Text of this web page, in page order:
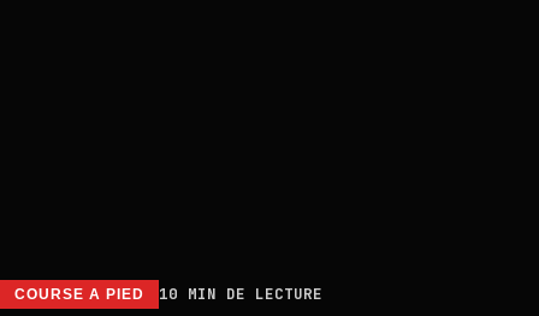
COURSE A PIED 10 MIN DE LECTURE